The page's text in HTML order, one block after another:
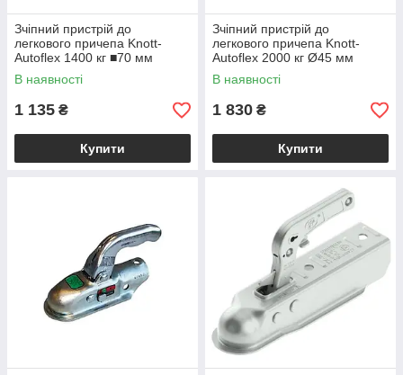
Зчіпний пристрій до
легкового причепа Knott-
Autoflex 1400 кг ■70 мм
6E0042.010
В наявності
1 135 ₴
Купити
Зчіпний пристрій до
легкового причепа Knott-
Autoflex 2000 кг Ø45 мм
6E0045.004
В наявності
1 830 ₴
Купити